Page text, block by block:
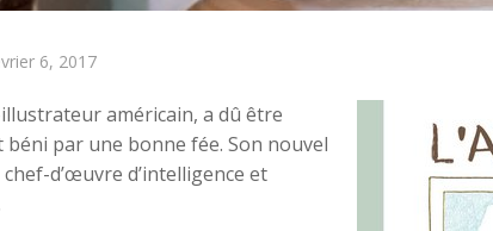
6, 2017
américain, a dû être
béni par une bonne fée. Son nouvel
d’œuvre d’intelligence et